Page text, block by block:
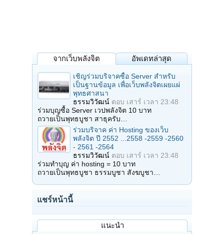
จากเว็บพลังจิต อัพเดทล่าสุด
เชิญร่วมบริจาคซื้อ Server สำหรับ
เป็นฐานข้อมูล เพื่อเว็บพลังจิตเผยแผ่
พุทธศาสนา
ธรรมวิวัฒน์ ตอบ เสาร์ เวลา 23:48
ร่วมบุญซื้อ Server เวปพลังจิต 10 บาท
ถวายเป็นพุทธบูชา สาธุครับ…
ร่วมบริจาค ค่า Hosting ของเว็บ
พลังจิต ปี 2552 ...2558 -2559 -2560
- 2561 -2564
ธรรมวิวัฒน์ ตอบ เสาร์ เวลา 23:48
ร่วมทำบุญ ค่า hosting = 10 บาท
ถวายเป็นพุทธบูชา ธรรมบูชา สังฆบูชา…
แชร์หน้านี้
แนะนำ